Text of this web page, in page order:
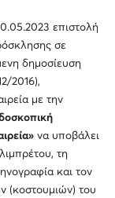
επιστολή
σε
δημοσίευση
2016),
με την
να υποβάλει
τη
και τον
(κοστουμιών) του